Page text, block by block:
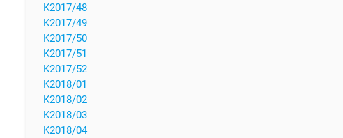
K2017/48
K2017/49
K2017/50
K2017/51
K2017/52
K2018/01
K2018/02
K2018/03
K2018/04